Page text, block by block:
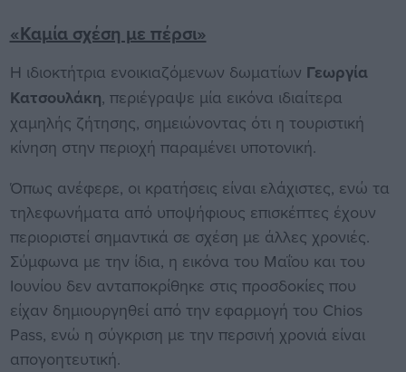
«Καμία σχέση με πέρσι»
Η ιδιοκτήτρια ενοικιαζόμενων δωματίων Γεωργία
Κατσουλάκη, περιέγραψε μία εικόνα ιδιαίτερα
χαμηλής ζήτησης, σημειώνοντας ότι η τουριστική
κίνηση στην περιοχή παραμένει υποτονική.
Όπως ανέφερε, οι κρατήσεις είναι ελάχιστες, ενώ τα
τηλεφωνήματα από υποψήφιους επισκέπτες έχουν
περιοριστεί σημαντικά σε σχέση με άλλες χρονιές.
Σύμφωνα με την ίδια, η εικόνα του Μαΐου και του
Ιουνίου δεν ανταποκρίθηκε στις προσδοκίες που
είχαν δημιουργηθεί από την εφαρμογή του Chios
Pass, ενώ η σύγκριση με την περσινή χρονιά είναι
απογοητευτική.